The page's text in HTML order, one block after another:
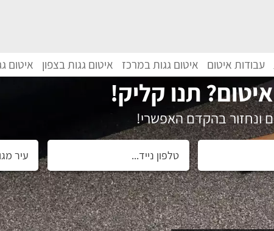
עבודות איטום איטום גגות במרכז איטום גגות בצפון איטום
תנו קליק!
ונחזור בהקדם האפשרי!